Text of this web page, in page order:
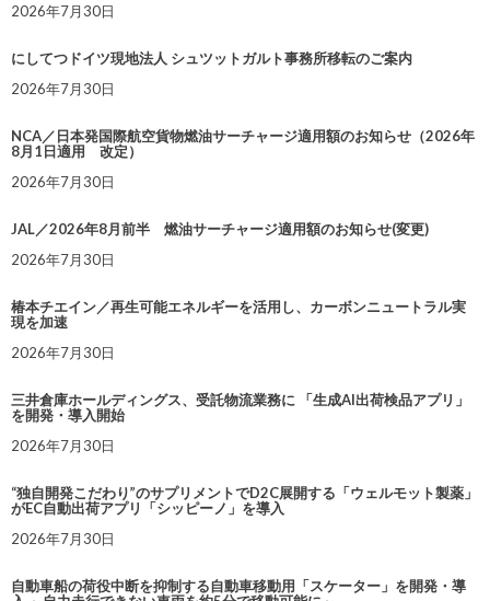
2026年7月30日
にしてつドイツ現地法人 シュツットガルト事務所移転のご案内
2026年7月30日
NCA／日本発国際航空貨物燃油サーチャージ適用額のお知らせ（2026年
8月1日適用 改定）
2026年7月30日
JAL／2026年8月前半 燃油サーチャージ適用額のお知らせ(変更)
2026年7月30日
椿本チエイン／再生可能エネルギーを活用し、カーボンニュートラル実
現を加速
2026年7月30日
三井倉庫ホールディングス、受託物流業務に 「生成AI出荷検品アプリ」
を開発・導入開始
2026年7月30日
“独自開発こだわり”のサプリメントでD2C展開する「ウェルモット製薬」
がEC自動出荷アプリ「シッピーノ」を導入
2026年7月30日
自動車船の荷役中断を抑制する自動車移動用「スケーター」を開発・導